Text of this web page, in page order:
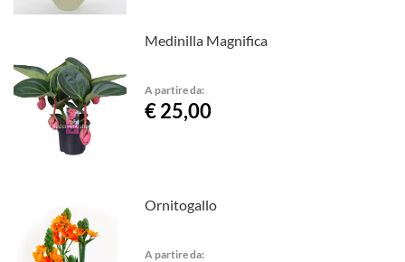
Medinilla Magnifica
A partire da:
€ 25,00
Ornitogallo
A partire da: